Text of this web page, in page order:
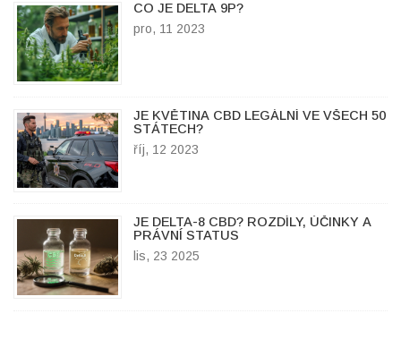
CO JE DELTA 9P?
pro, 11 2023
JE KVĚTINA CBD LEGÁLNÍ VE VŠECH 50
STÁTECH?
říj, 12 2023
JE DELTA-8 CBD? ROZDÍLY, ÚČINKY A
PRÁVNÍ STATUS
lis, 23 2025